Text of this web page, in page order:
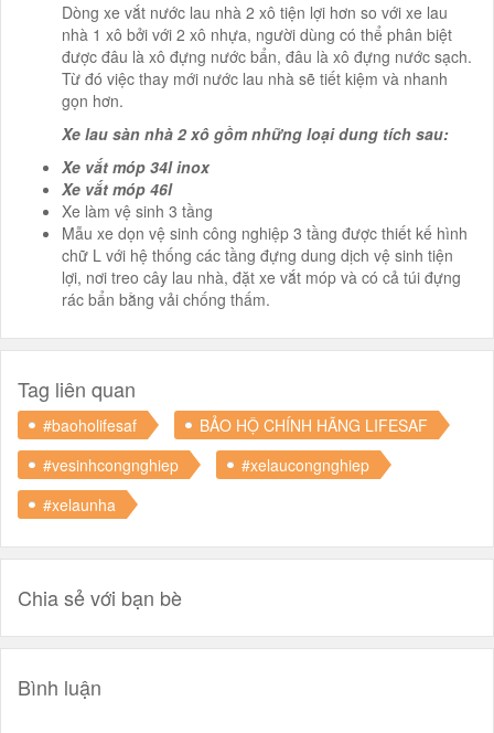
Dòng xe vắt nước lau nhà 2 xô tiện lợi hơn so với xe lau
nhà 1 xô bởi với 2 xô nhựa, người dùng có thể phân biệt
được đâu là xô đựng nước bẩn, đâu là xô đựng nước sạch.
Từ đó việc thay mới nước lau nhà sẽ tiết kiệm và nhanh
gọn hơn.
Xe lau sàn nhà 2 xô gồm những loại dung tích sau:
Xe vắt móp 34l inox
Xe vắt móp 46l
Xe làm vệ sinh 3 tầng
Mẫu xe dọn vệ sinh công nghiệp 3 tầng được thiết kế hình
chữ L với hệ thống các tầng đựng dung dịch vệ sinh tiện
lợi, nơi treo cây lau nhà, đặt xe vắt móp và có cả túi đựng
rác bẩn bằng vải chống thấm.
Tag liên quan
#baoholifesaf
BẢO HỘ CHÍNH HÃNG LIFESAF
#vesinhcongnghiep
#xelaucongnghiep
#xelaunha
Chia sẻ với bạn bè
Bình luận